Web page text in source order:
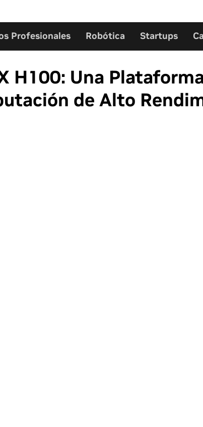
Profesionales Robótica Startups
H100: Una
de Alto